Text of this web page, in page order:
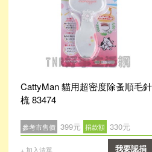
CattyMan 貓用超密度除蚤順毛針
梳 83474
參考市售價 399元 捐款額 330元
+ 加入清單 我要認捐